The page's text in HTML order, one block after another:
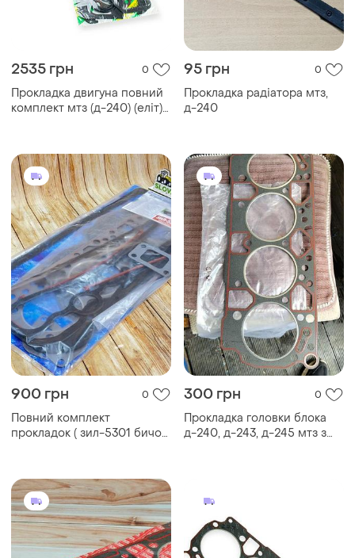
2535 грн 0
Прокладка двигуна повний
комплект мтз (д-240) (еліт) з
95 грн 0
Прокладка радіатора мтз,
д-240
900 грн 0
Повний комплект
прокладок ( зил-5301 бичок
герметиком
300 грн 0
Прокладка головки блока
д-240, д-243, д-245 мтз з